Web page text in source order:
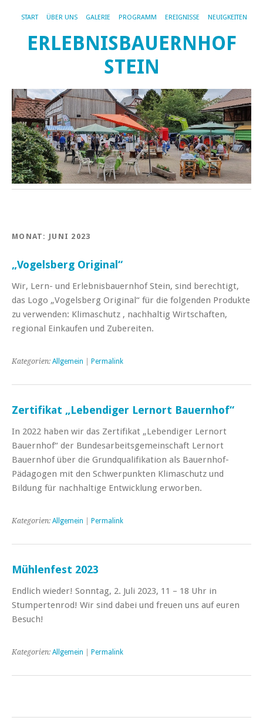
START ÜBER UNS GALERIE PROGRAMM EREIGNISSE NEUIGKEITEN
ERLEBNISBAUERNHOF
STEIN
MONAT: JUNI 2023
„Vogelsberg Original“
Wir, Lern- und Erlebnisbauernhof Stein, sind berechtigt,
das Logo „Vogelsberg Original“ für die folgenden Produkte
zu verwenden: Klimaschutz , nachhaltig Wirtschaften,
regional Einkaufen und Zubereiten.
Kategorien: Allgemein Permalink
Zertifikat „Lebendiger Lernort Bauernhof“
In 2022 haben wir das Zertifikat „Lebendiger Lernort
Bauernhof“ der Bundesarbeitsgemeinschaft Lernort
Bauernhof über die Grundqualifikation als Bauernhof-
Pädagogen mit den Schwerpunkten Klimaschutz und
Bildung für nachhaltige Entwicklung erworben.
Kategorien: Allgemein Permalink
Mühlenfest 2023
Endlich wieder! Sonntag, 2. Juli 2023, 11 – 18 Uhr in
Stumpertenrod! Wir sind dabei und freuen uns auf euren
Besuch!
Kategorien: Allgemein Permalink